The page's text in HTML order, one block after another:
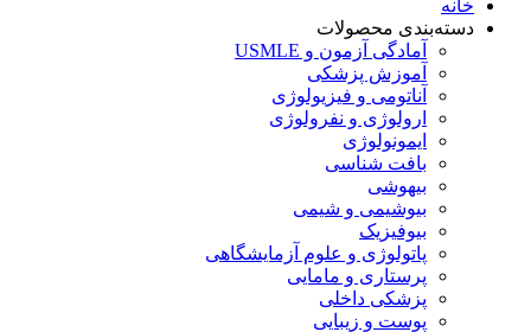
خانه
دسته‌بندی محصولات
آمادگی آزمون و USMLE
آموزش پزشکی
آناتومی و فیزیولوژی
ارولوژی و نفرولوژی
ایمونولوژی
بافت شناسی
بیهوشی
بیوشیمی و شیمی
بیوفیزیک
پاتولوژی و علوم آزمایشگاهی
پرستاری و مامایی
پزشکی داخلی
پوست و زیبایی